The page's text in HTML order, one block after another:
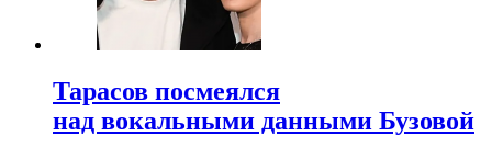
Тарасов посмеялся
над вокальными данными Бузовой